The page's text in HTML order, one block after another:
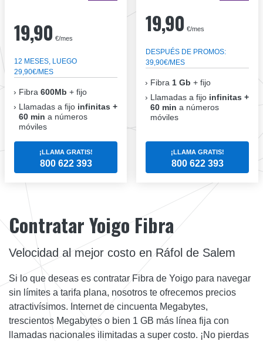
19,90 €/mes
12 MESES, LUEGO
29,90€/MES
Fibra 600Mb + fijo
Llamadas a fijo infinitas +
60 min a números
móviles
¡LLAMA GRATIS!
800 622 393
19,90 €/mes
DESPUÉS DE PROMOS:
39,90€/MES
Fibra 1 Gb + fijo
Llamadas a fijo infinitas +
60 min a números
móviles
¡LLAMA GRATIS!
800 622 393
Contratar Yoigo Fibra
Velocidad al mejor costo en Ráfol de Salem
Si lo que deseas es contratar Fibra de Yoigo para navegar
sin límites a tarifa plana, nosotros te ofrecemos precios
atractivísimos. Internet de cincuenta Megabytes,
trescientos Megabytes o bien 1 GB más línea fija con
llamadas nacionales ilimitadas a super costo. ¡No pierdas